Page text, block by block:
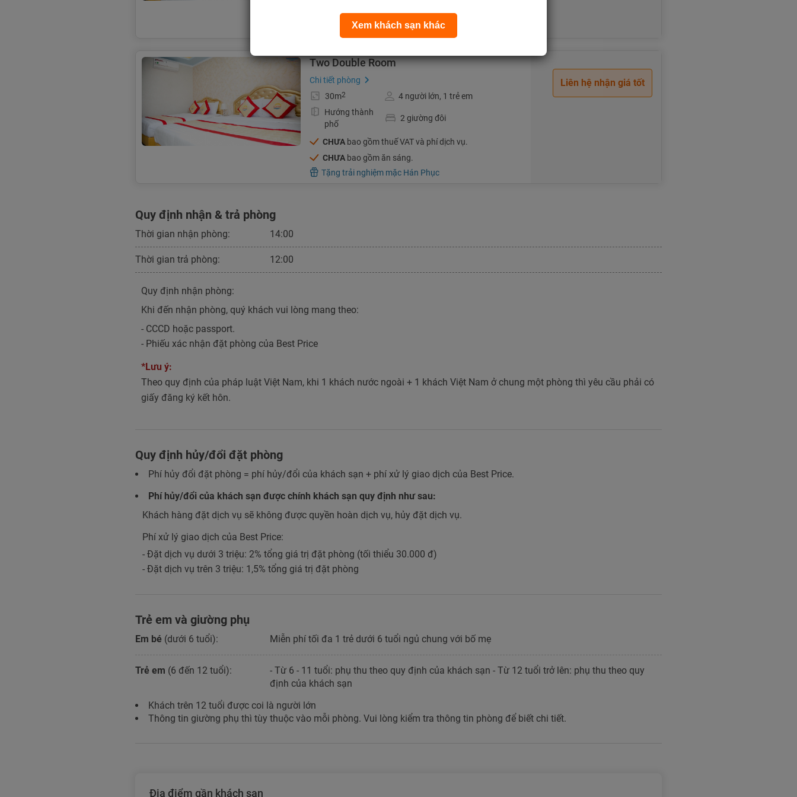
CHƯAbao gồm ăn sáng.
Tặng trải nghiệm mặc Hán Phục
Two Double Room
Chi tiết phòng
30m2
4 người lớn, 1 trẻ em
Hướng thành
phố
2 giường đôi
CHƯA bao gồm thuế VAT và phí dịch vụ.
CHƯA bao gồm ăn sáng.
Tặng trải nghiệm mặc Hán Phục
Liên hệ nhận giá tốt
Quy định nhận & trả phòng
Thời gian nhận phòng: 14:00
Thời gian trả phòng: 12:00
Quy định nhận phòng:
Khi đến nhận phòng, quý khách vui lòng mang theo:
- CCCD hoặc passport.
- Phiếu xác nhận đặt phòng của Best Price
*Lưu ý:
Theo quy định của pháp luật Việt Nam, khi 1 khách nước ngoài + 1 khách Việt Nam ở chung một phòng thì yêu cầu phải có
giấy đăng ký kết hôn.
Quy định hủy/đổi đặt phòng
Phí hủy đổi đặt phòng = phí hủy/đổi của khách sạn + phí xử lý giao dịch của Best Price.
Phí hủy/đổi của khách sạn được chính khách sạn quy định như sau:
Khách hàng đặt dịch vụ sẽ không được quyền hoàn dịch vụ, hủy đặt dịch vụ.
Phí xử lý giao dịch của Best Price:
- Đặt dịch vụ dưới 3 triệu: 2% tổng giá trị đặt phòng (tối thiểu 30.000 đ)
- Đặt dịch vụ trên 3 triệu: 1,5% tổng giá trị đặt phòng
Trẻ em và giường phụ
Em bé (dưới 6 tuổi): Miễn phí tối đa 1 trẻ dưới 6 tuổi ngủ chung với bố mẹ
Trẻ em (6 đến 12 tuổi):
- Từ 6 - 11 tuổi: phụ thu theo quy định của khách sạn - Từ 12 tuổi trở lên: phụ thu theo quy
định của khách sạn
Khách trên 12 tuổi được coi là người lớn
Thông tin giường phụ thì tùy thuộc vào mỗi phòng. Vui lòng kiểm tra thông tin phòng để biết chi tiết.
Địa điểm gần khách sạn
Xem khách sạn khác